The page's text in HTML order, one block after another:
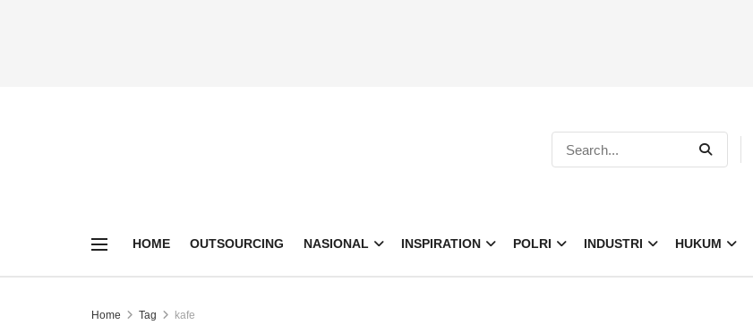
HOME OUTSOURCING NASIONAL INSPIRATION POLRI INDUSTRI HUKUM
Home Tag kafe